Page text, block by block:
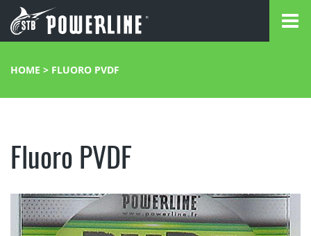
HOME > FLUORO PVDF
Fluoro PVDF